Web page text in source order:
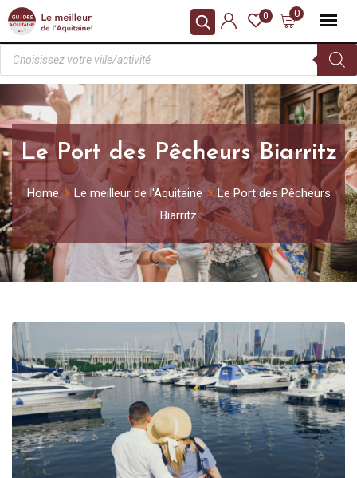
0
0
Le Port des Pêcheurs Biarritz
Home Le meilleur de l'Aquitaine
Le Port des Pêcheurs
Biarritz